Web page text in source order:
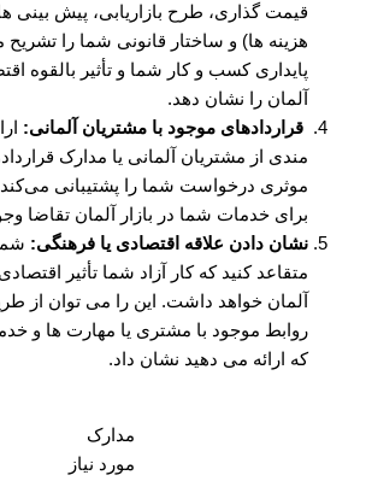
قیمت گذاری، طرح بازاریابی، پیش بینی
هزینه ها) و ساختار قانونی شما را تشریح
پایداری کسب و کار شما و تأثیر بالقوه
آلمان را نشان دهد.
قراردادهای موجود با مشتریان آلمانی:
مندی از مشتریان آلمانی یا مدارک
موثری درخواست شما را پشتیبانی
برای خدمات شما در بازار آلمان تقاضا
نشان دادن علاقه اقتصادی یا فرهنگی:
متقاعد کنید که کار آزاد شما تأثیر
آلمان خواهد داشت. این را می توان از
روابط موجود با مشتری یا مهارت ها و
که ارائه می دهید نشان داد.
مدارک
مورد نیاز